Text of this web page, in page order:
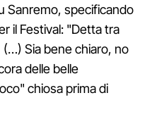
Sanremo, specificando
il Festival: "Detta tra
(…) Sia bene chiaro, no
delle belle
chiosa prima di